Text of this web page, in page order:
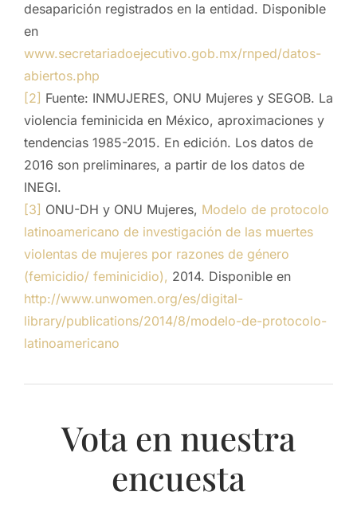
desaparición registrados en la entidad. Disponible
en
www.secretariadoejecutivo.gob.mx/rnped/datos-
abiertos.php
[2] Fuente: INMUJERES, ONU Mujeres y SEGOB. La
violencia feminicida en México, aproximaciones y
tendencias 1985-2015. En edición. Los datos de
2016 son preliminares, a partir de los datos de
INEGI.
[3] ONU-DH y ONU Mujeres, Modelo de protocolo
latinoamericano de investigación de las muertes
violentas de mujeres por razones de género
(femicidio/ feminicidio), 2014. Disponible en
http://www.unwomen.org/es/digital-
library/publications/2014/8/modelo-de-protocolo-
latinoamericano
Vota en nuestra
encuesta